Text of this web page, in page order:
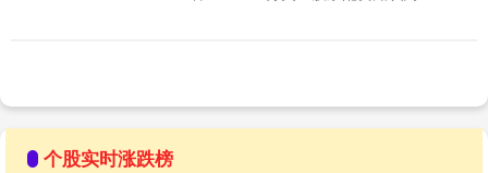
个股实时涨跌榜